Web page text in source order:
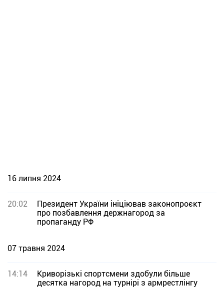
16 липня 2024
20:02
Президент України ініціював законопроєкт
про позбавлення держнагород за
пропаганду РФ
07 травня 2024
14:14
Криворізькі спортсмени здобули більше
десятка нагород на турнірі з армрестлінгу